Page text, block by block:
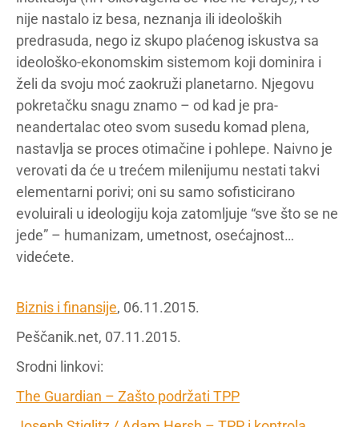
nije nastalo iz besa, neznanja ili ideoloških
predrasuda, nego iz skupo plaćenog iskustva sa
ideološko-ekonomskim sistemom koji dominira i
želi da svoju moć zaokruži planetarno. Njegovu
pokretačku snagu znamo – od kad je pra-
neandertalac oteo svom susedu komad plena,
nastavlja se proces otimačine i pohlepe. Naivno je
verovati da će u trećem milenijumu nestati takvi
elementarni porivi; oni su samo sofisticirano
evoluirali u ideologiju koja zatomljuje “sve što se ne
jede” – humanizam, umetnost, osećajnost…
videćete.
Biznis i finansije, 06.11.2015.
Peščanik.net, 07.11.2015.
Srodni linkovi:
The Guardian – Zašto podržati TPP